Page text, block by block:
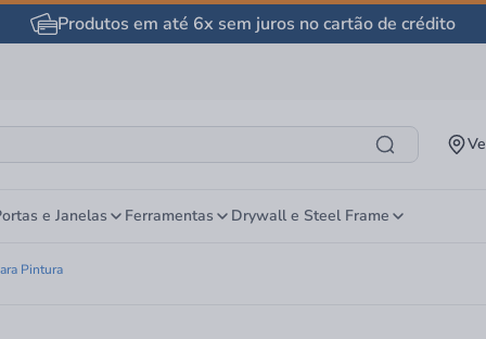
Produtos em até 6x sem juros no cartão de crédito
e Janelas Ferramentas Drywall e Steel Frame
Pintura